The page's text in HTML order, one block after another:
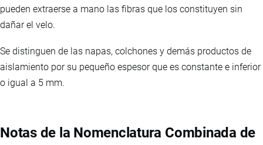
pueden extraerse a mano las fibras que los constituyen sin
dañar el velo.
Se distinguen de las napas, colchones y demás productos de
aislamiento por su pequeño espesor que es constante e inferior
o igual a 5 mm.
Notas de la Nomenclatura Combinada de